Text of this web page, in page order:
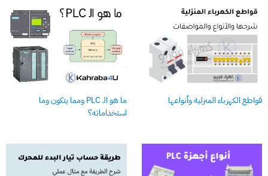
قواطع الكهرباء المنزلية وأنواعها
ما هو الـ PLC ومما يتكون وما
استخداماته؟